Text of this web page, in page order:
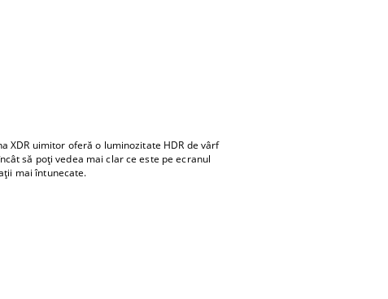
XDR uimitor oferă o luminozitate HDR de vârf
să poți vedea mai clar ce este pe ecranul
mai întunecate.